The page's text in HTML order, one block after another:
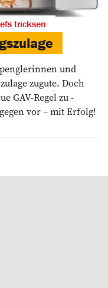
tricksen
und
zugute. Doch
GAV-Regel zu
vor – mit Erfolg!